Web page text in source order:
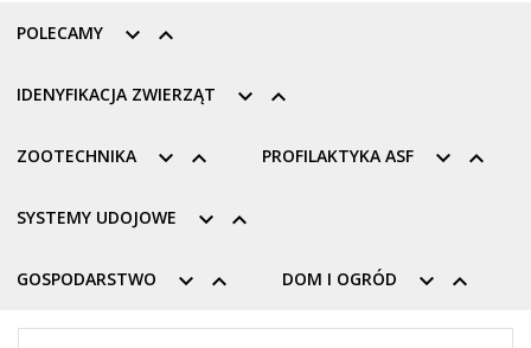
 
POLECAMY
 
IDENYFIKACJA ZWIERZĄT
 
ZOOTECHNIKA  
PROFILAKTYKA ASF
 
SYSTEMY UDOJOWE
 
GOSPODARSTWO  
DOM I OGRÓD